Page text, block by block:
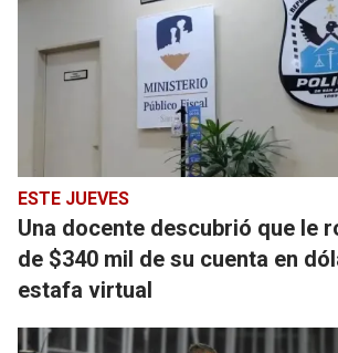
ESTE JUEVES
Una docente descubrió que le
de $340 mil de su cuenta en
estafa virtual